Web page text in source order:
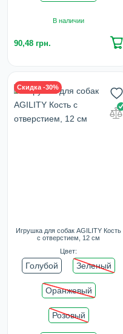
В наличии
90,48 грн.
Скидка -30%
Игрушка для собак AGILITY Кость
с отверстием, 12 см
Цвет:
Голубой Зеленый
Оранжевый
Розовый